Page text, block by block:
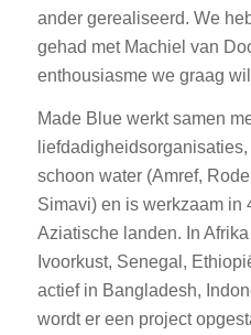
ander gerealiseerd. We
gehad met Machiel van
enthousiasme we graag
Made Blue werkt samen
schoon water (Amref,
Simavi) en is werkzaam in
Aziatische landen. In
Ivoorkust, Senegal,
actief in Bangladesh,
wordt er een project